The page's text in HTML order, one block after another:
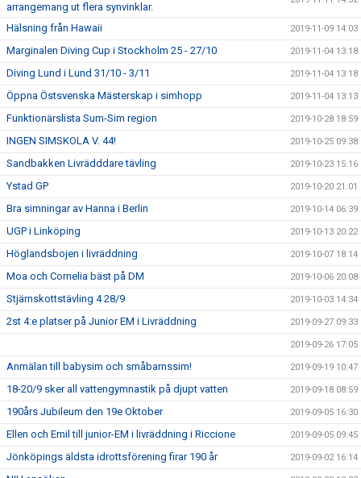
arrangemang ut flera synvinklar.
Hälsning från Hawaii 2019-11-09 14:03
Marginalen Diving Cup i Stockholm 25 - 27/10 2019-11-04 13:18
Diving Lund i Lund 31/10 - 3/11 2019-11-04 13:18
Öppna Östsvenska Mästerskap i simhopp 2019-11-04 13:13
Funktionärslista Sum-Sim region 2019-10-28 18:59
INGEN SIMSKOLA V. 44! 2019-10-25 09:38
Sandbakken Livrädddare tävling 2019-10-23 15:16
Ystad GP 2019-10-20 21:01
Bra simningar av Hanna i Berlin 2019-10-14 06:39
UGP i Linköping 2019-10-13 20:22
Höglandsbojen i livräddning 2019-10-07 18:14
Moa och Cornelia bäst på DM 2019-10-06 20:08
Stjärnskottstävling 4 28/9 2019-10-03 14:34
2st 4:e platser på Junior EM i Livräddning 2019-09-27 09:33
2019-09-26 17:05
Anmälan till babysim och småbarnssim! 2019-09-19 10:47
18-20/9 sker all vattengymnastik på djupt vatten 2019-09-18 08:59
190års Jubileum den 19e Oktober 2019-09-05 16:30
Ellen och Emil till junior-EM i livräddning i Riccione 2019-09-05 09:45
Jönköpings äldsta idrottsförening firar 190 år 2019-09-02 16:14